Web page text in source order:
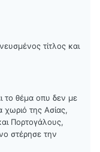
τίτλος και
το θέμα οπυ δεν με
χωριό της Ασίας,
Πορτογάλους,
στέρησε την